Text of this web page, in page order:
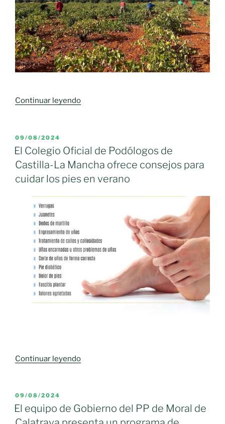
Continuar leyendo«La
Ley
Cadena
Alimentaria:
que
se
en
precios,
pagos
PUBLICADO
EL
09/08/2024
El Colegio Oficial de Podólogos de
Castilla-La Mancha ofrece consejos para
cuidar los pies en verano
Continuar leyendo«El
Podólogos
de
PUBLICADO
EL
09/08/2024
El equipo de Gobierno del PP de Moral de